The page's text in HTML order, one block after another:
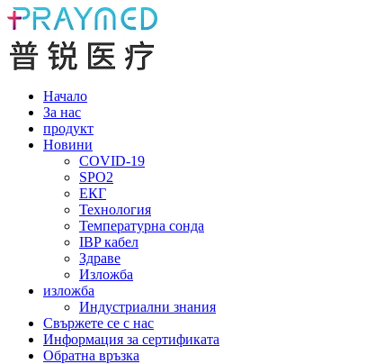
Начало
За нас
продукт
Новини
COVID-19
SPO2
ЕКГ
Технология
Температурна сонда
IBP кабел
Здраве
Изложба
изложба
Индустриални знания
Свържете се с нас
Информация за сертификата
Обратна връзка